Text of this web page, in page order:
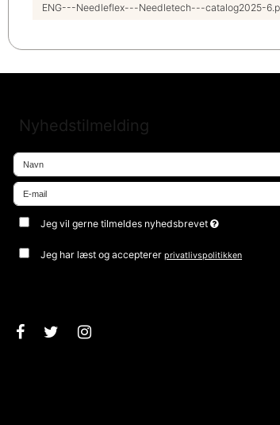
ENG---Needleflex---Needletech---catalog2025-
Nyhedstilmelding
Jeg vil gerne tilmeldes nyhedsbrevet
Jeg har læst og acceptererprivatlivspolitikken